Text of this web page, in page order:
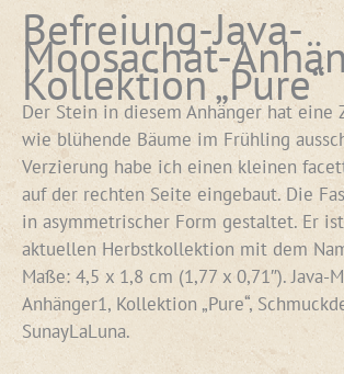
Befreiung-Java-
Moosachat-
Kollektion „Pure“
Der Stein in diesem Anhänger hat eine
wie blühende Bäume im Frühling
Verzierung habe ich einen kleinen
auf der rechten Seite eingebaut. Die
in asymmetrischer Form gestaltet. Er
aktuellen Herbstkollektion mit dem
Maße: 4,5 x 1,8 cm (1,77 x 0,71″). Java-
Anhänger1, Kollektion „Pure“,
SunayLaLuna.